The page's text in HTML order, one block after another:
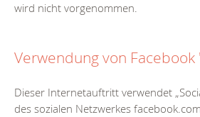
wird nicht vorgenommen.
Verwendung von Facebook
Dieser Internetauftritt verwendet
des sozialen Netzwerkes